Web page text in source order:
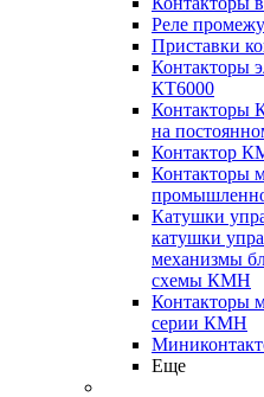
Реле
Приставки
Контакторы
КТ6000
Контакторы
на
Контактор
Контакторы
Катушки
катушки
механизмы
схемы КМН
Контакторы
серии КМН
Еще